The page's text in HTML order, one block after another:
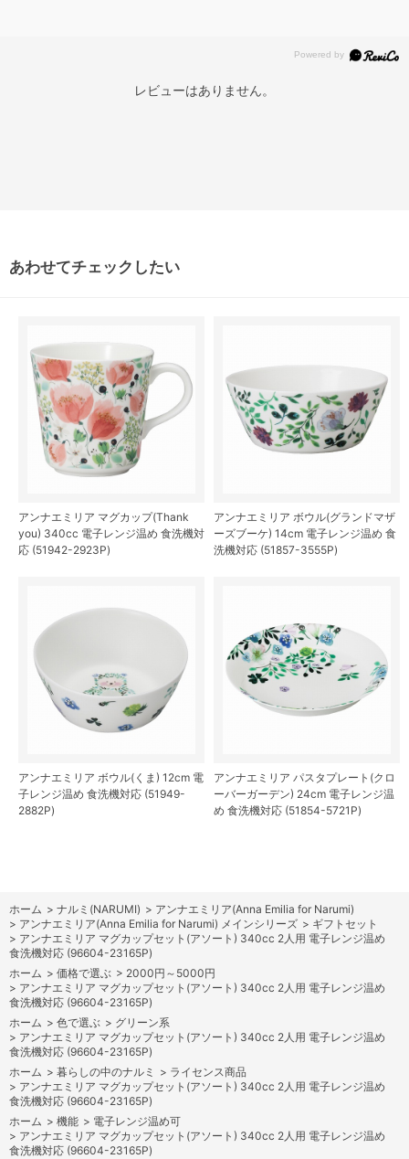
レビューはありません。
あわせてチェックしたい
アンナエミリア マグカップ(Thank
you) 340cc 電子レンジ温め 食洗機対
応 (51942-2923P)
アンナエミリア ボウル(グランドマザ
ーズブーケ) 14cm 電子レンジ温め 食
洗機対応 (51857-3555P)
アンナエミリア ボウル(くま) 12cm 電
子レンジ温め 食洗機対応 (51949-
2882P)
アンナエミリア パスタプレート(クロ
ーバーガーデン) 24cm 電子レンジ温
め 食洗機対応 (51854-5721P)
ホーム > ナルミ(NARUMI) > アンナエミリア(Anna Emilia for Narumi)
> アンナエミリア(Anna Emilia for Narumi) メインシリーズ > ギフトセット
> アンナエミリア マグカップセット(アソート) 340cc 2人用 電子レンジ温め
食洗機対応 (96604-23165P)
ホーム > 価格で選ぶ > 2000円～5000円
> アンナエミリア マグカップセット(アソート) 340cc 2人用 電子レンジ温め
食洗機対応 (96604-23165P)
ホーム > 色で選ぶ > グリーン系
> アンナエミリア マグカップセット(アソート) 340cc 2人用 電子レンジ温め
食洗機対応 (96604-23165P)
ホーム > 暮らしの中のナルミ > ライセンス商品
> アンナエミリア マグカップセット(アソート) 340cc 2人用 電子レンジ温め
食洗機対応 (96604-23165P)
ホーム > 機能 > 電子レンジ温め可
> アンナエミリア マグカップセット(アソート) 340cc 2人用 電子レンジ温め
食洗機対応 (96604-23165P)